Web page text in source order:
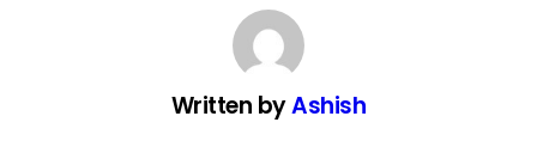
Written byAshish